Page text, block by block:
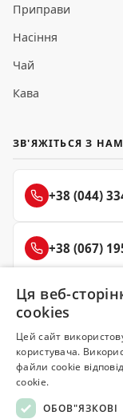
Приправи
Насіння
Чай
Кава
ЗВ'ЯЖІТЬСЯ З
+38 (044)
+38 (067)
+38 (050)
Ця веб-
cookies
Цей сайт
користувача.
файли cookie
cookie.
ОБОВ"ЯЗКОВІ